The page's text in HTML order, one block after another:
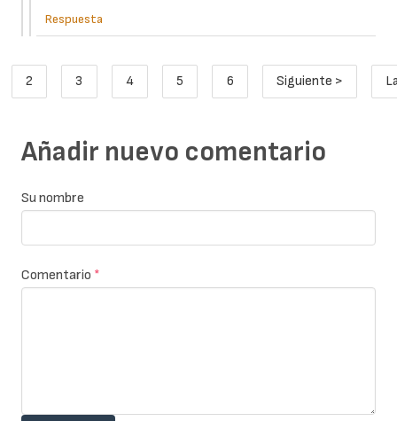
Respuesta
Paginación
actual
Page
2
Page
3
Page
4
Page
5
Page
6
Siguiente
Siguiente >
Añadir nuevo comentario
Su nombre
Comentario *